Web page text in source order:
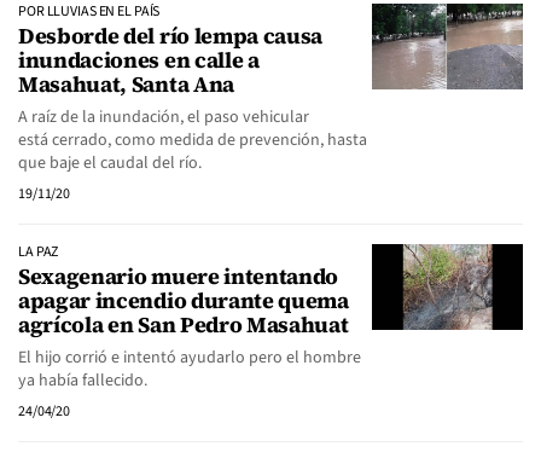
POR LLUVIAS EN EL PAÍS
Desborde del río lempa causa
inundaciones en calle a
Masahuat, Santa Ana
A raíz de la inundación, el paso vehicular
está cerrado, como medida de prevención, hasta
que baje el caudal del río.
19/11/20
LA PAZ
Sexagenario muere intentando
apagar incendio durante quema
agrícola en San Pedro Masahuat
El hijo corrió e intentó ayudarlo pero el hombre
ya había fallecido.
24/04/20